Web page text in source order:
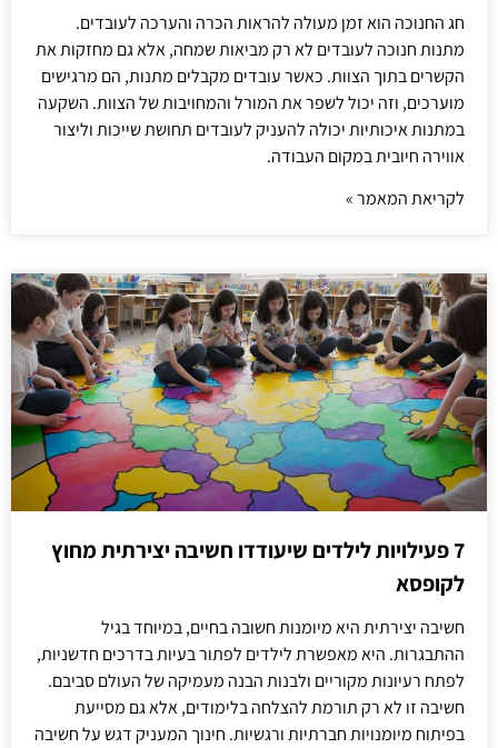
חג החנוכה הוא זמן מעולה להראות הכרה והערכה לעובדים.
מתנות חנוכה לעובדים לא רק מביאות שמחה, אלא גם מחזקות את
הקשרים בתוך הצוות. כאשר עובדים מקבלים מתנות, הם מרגישים
מוערכים, וזה יכול לשפר את המורל והמחויבות של הצוות. השקעה
במתנות איכותיות יכולה להעניק לעובדים תחושת שייכות וליצור
אווירה חיובית במקום העבודה.
לקריאת המאמר »
7 פעילויות לילדים שיעודדו חשיבה יצירתית מחוץ
לקופסא
חשיבה יצירתית היא מיומנות חשובה בחיים, במיוחד בגיל
ההתבגרות. היא מאפשרת לילדים לפתור בעיות בדרכים חדשניות,
לפתח רעיונות מקוריים ולבנות הבנה מעמיקה של העולם סביבם.
חשיבה זו לא רק תורמת להצלחה בלימודים, אלא גם מסייעת
בפיתוח מיומנויות חברתיות ורגשיות. חינוך המעניק דגש על חשיבה